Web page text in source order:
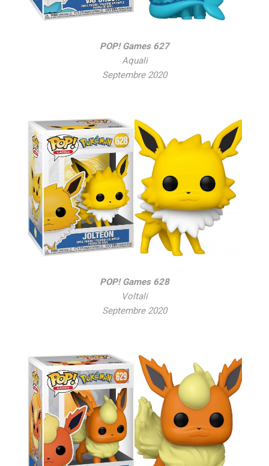
POP! Games 627
Aquali
Septembre 2020
POP! Games 628
Voltali
Septembre 2020